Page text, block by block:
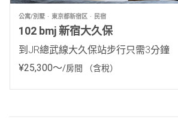
公寓/別墅 東京都新宿区 民宿
102 bmj 新宿大久保
到JR總武線大久保站步行只需3分鐘
¥25,300〜/房間 （含稅）